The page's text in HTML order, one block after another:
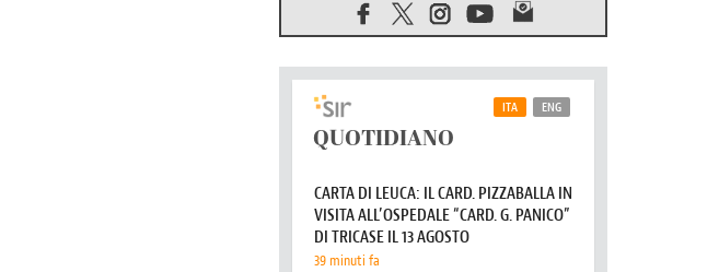
Fra Marco Vianelli: alla scuola di
san Francesco per imparare il
Vangelo della pace
06.08.2026
Hiroshima, ad 81 anni dalla bomba
resta alto il richiamo al disarmo
06.08.2026
delle contrapposizioni
06.08.2026
Hiroshima e Nagasaki, 81 anni
dopo. Al via i "dieci giorni di